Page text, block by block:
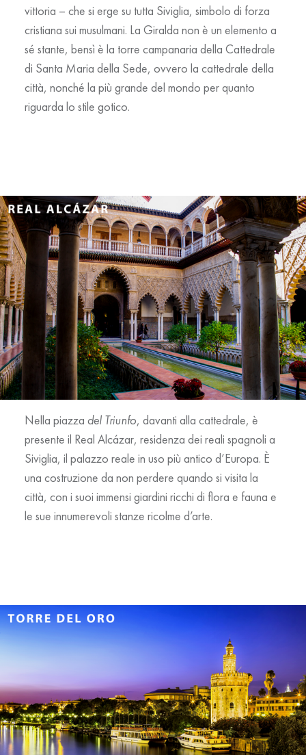
vittoria – che si erge su tutta Siviglia, simbolo di forza
cristiana sui musulmani. La Giralda non è un elemento a
sé stante, bensì è la torre campanaria della Cattedrale
di Santa Maria della Sede, ovvero la cattedrale della
città, nonché la più grande del mondo per quanto
riguarda lo stile gotico.
Nella piazza del Triunfo, davanti alla cattedrale, è
presente il Real Alcázar, residenza dei reali spagnoli a
Siviglia, il palazzo reale in uso più antico d’Europa. È
una costruzione da non perdere quando si visita la
città, con i suoi immensi giardini ricchi di flora e fauna e
le sue innumerevoli stanze ricolme d’arte.